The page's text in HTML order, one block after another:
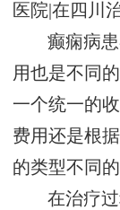
医院|在四川
癫痫病
用也是不同
一个统一的
费用还是根
的类型不同
在治疗